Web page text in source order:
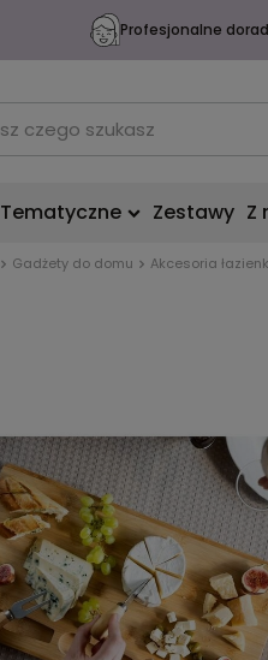
Profesjonalne
Tematyczne Zestawy Z
Gadżety do domu Akcesoria